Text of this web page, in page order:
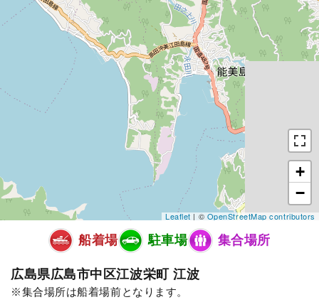
+
−
Leaflet| ©OpenStreetMap contributors
船着場 駐車場 集合場所
広島県広島市中区江波栄町 江波
集合場所は船着場前となります。